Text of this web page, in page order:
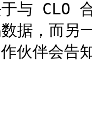
与 CLO
据，而另
伙伴会告